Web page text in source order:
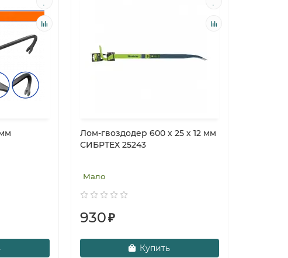
Лом-гвоздодер 600 х 25 х 12 мм
СИБРТЕХ 25243
Мало
930₽
Купить